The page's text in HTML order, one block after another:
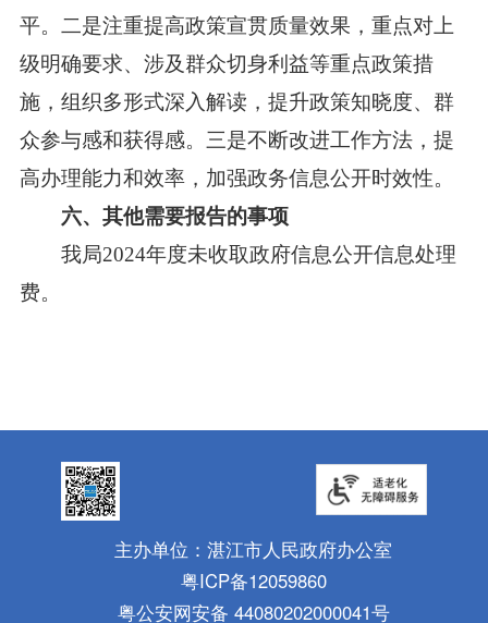
平。二是注重提高政策宣贯质量效果，重点对上
级明确要求、涉及群众切身利益等重点政策措
施，组织多形式深入解读，提升政策知晓度、群
众参与感和获得感。三是不断改进工作方法，提
高办理能力和效率，加强政务信息公开时效性。
六、其他需要报告的事项
我局2024年度未收取政府信息公开信息处理
费。
主办单位：湛江市人民政府办公室
粤ICP备12059860
粤公安网安备 44080202000041号